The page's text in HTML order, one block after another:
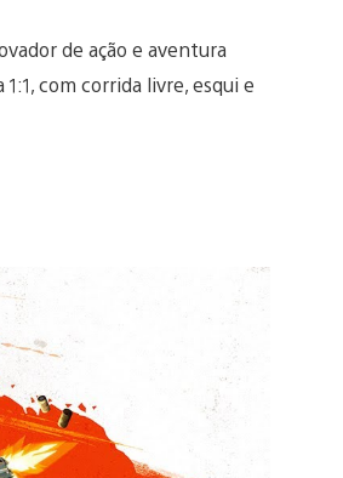
de ação e aventura
com corrida livre, esqui e